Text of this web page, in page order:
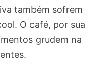
também sofrem
O café, por sua
grudem na